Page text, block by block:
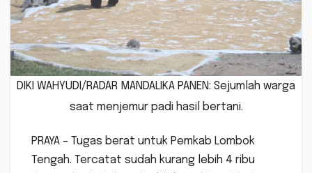
DIKI WAHYUDI/RADAR MANDALIKA PANEN: Sejumlah warga
saat menjemur padi hasil bertani.
PRAYA – Tugas berat untuk Pemkab Lombok
Tengah. Tercatat sudah kurang lebih 4 ribu